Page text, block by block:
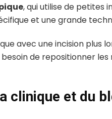
, qui utilise de petites
et une grande
avec une incision
de repositionner
clinique et du